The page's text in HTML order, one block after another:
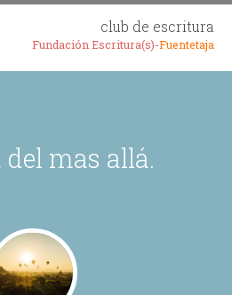
club de escritura
Fundación Escritura(s)-Fuentetaja
mas allá.